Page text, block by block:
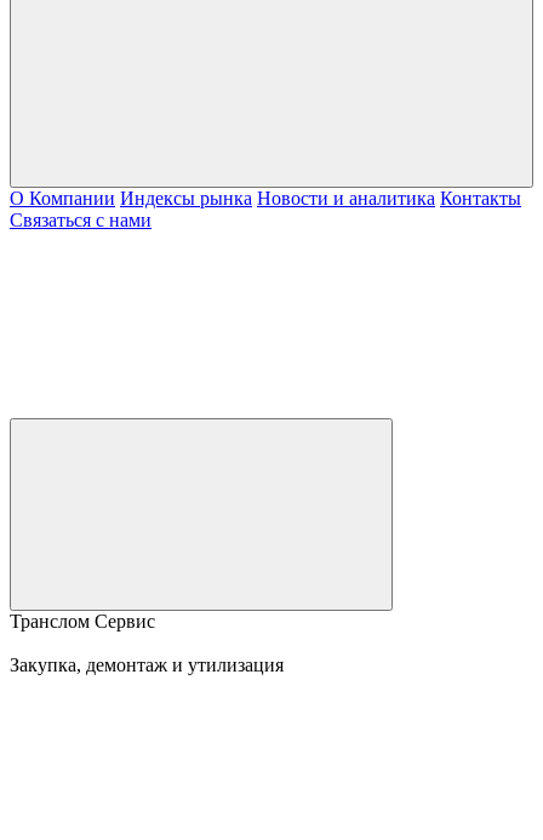
О Компании Индексы рынка Новости и аналитика Контакты
Связаться с нами
Транслом Сервис
Закупка, демонтаж и утилизация